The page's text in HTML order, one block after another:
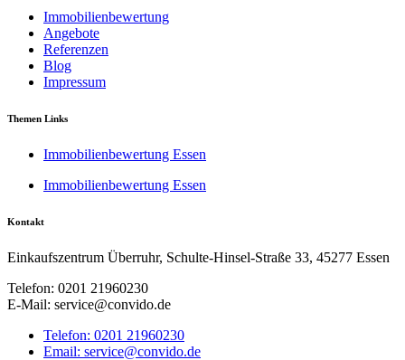
Immobilienbewertung
Angebote
Referenzen
Blog
Impressum
Themen Links
Immobilienbewertung Essen
Immobilienbewertung Essen
Kontakt
Einkaufszentrum Überruhr, Schulte-Hinsel-Straße 33, 45277 Essen
Telefon: 0201 21960230
E-Mail: service@convido.de
Telefon: 0201 21960230
Email: service@convido.de